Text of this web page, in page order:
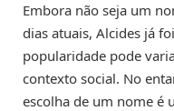
Embora não seja um
dias atuais, Alcides já
popularidade pode
contexto social. No
escolha de um nome é